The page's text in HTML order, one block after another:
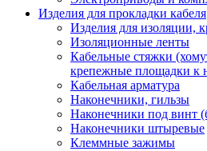
Изделия для прокладки кабеля
Изделия для изоляции,
Изоляционные ленты
Кабельные стяжки
крепежные площадки к
Кабельная арматура
Наконечники, гильзы
Наконечники под винт
Наконечники штыревые
Клеммные зажимы